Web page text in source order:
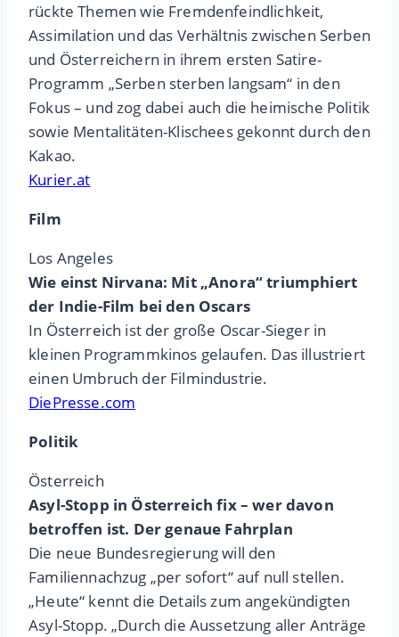
rückte Themen wie Fremdenfeindlichkeit,
Assimilation und das Verhältnis zwischen Serben
und Österreichern in ihrem ersten Satire-
Programm „Serben sterben langsam“ in den
Fokus – und zog dabei auch die heimische Politik
sowie Mentalitäten-Klischees gekonnt durch den
Kakao.
Kurier.at
Film
Los Angeles
Wie einst Nirvana: Mit „Anora“ triumphiert
der Indie-Film bei den Oscars
In Österreich ist der große Oscar-Sieger in
kleinen Programmkinos gelaufen. Das illustriert
einen Umbruch der Filmindustrie.
DiePresse.com
Politik
Österreich
Asyl-Stopp in Österreich fix – wer davon
betroffen ist. Der genaue Fahrplan
Die neue Bundesregierung will den
Familiennachzug „per sofort“ auf null stellen.
„Heute“ kennt die Details zum angekündigten
Asyl-Stopp. „Durch die Aussetzung aller Anträge